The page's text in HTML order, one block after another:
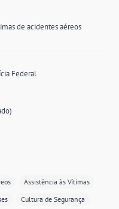
de acidentes aéreos
Federal
Assistência às Vítimas
Cultura de Segurança